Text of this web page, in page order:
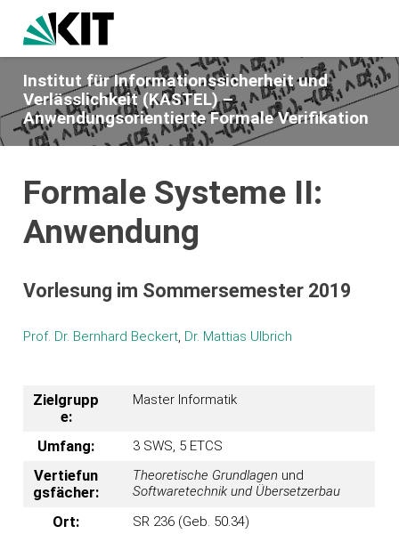
Institut für Informationssicherheit und
Verlässlichkeit (KASTEL) –
Anwendungsorientierte Formale Verifikation
Formale Systeme II:
Anwendung
Vorlesung im Sommersemester 2019
Prof. Dr. Bernhard Beckert, Dr. Mattias Ulbrich
Zielgrupp
e:
Master Informatik
Umfang: 3 SWS, 5 ETCS
Vertiefun
gsfächer:
Theoretische Grundlagen und
Softwaretechnik und Übersetzerbau
Ort: SR 236 (Geb. 50.34)